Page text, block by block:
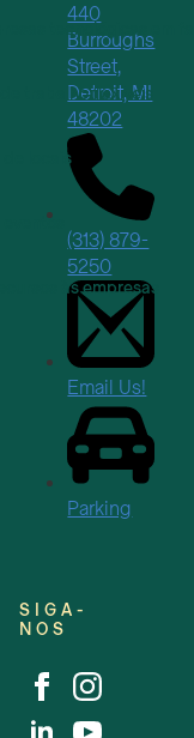
tecnológicas em
de trabalho flexíveis
de locais
às empresas
440
Burroughs
Street,
Detroit, MI
48202
(313) 879-
5250
Email Us!
Parking
SIGA-
NOS